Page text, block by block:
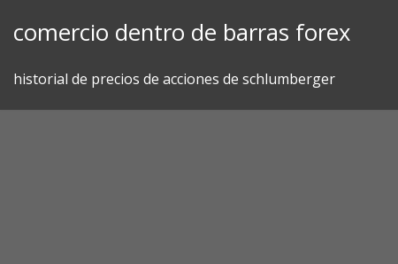
comercio dentro de barras forex
historial de precios de acciones de schlumberger